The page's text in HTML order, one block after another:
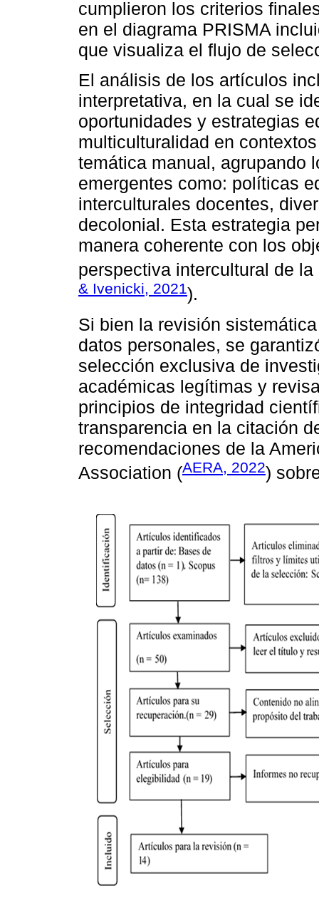
cumplieron los criterios
en el diagrama PRISMA
que visualiza el flujo de
El análisis de los artículos
interpretativa, en la cual se
oportunidades y estrategias
multiculturalidad en
temática manual, agrupando
emergentes como: políticas
interculturales docentes,
decolonial. Esta estrategia
manera coherente con los
perspectiva intercultural de
& Ivenicki, 2021).
Si bien la revisión
datos personales, se
selección exclusiva de
académicas legítimas y
principios de integridad
transparencia en la citación
recomendaciones de la
Association (AERA, 2022)